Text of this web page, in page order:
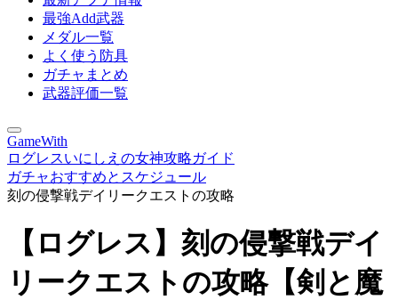
最強Add武器
メダル一覧
よく使う防具
ガチャまとめ
武器評価一覧
GameWith
ログレスいにしえの女神攻略ガイド
ガチャおすすめとスケジュール
刻の侵撃戦デイリークエストの攻略
【ログレス】刻の侵撃戦デイ
リークエストの攻略【剣と魔